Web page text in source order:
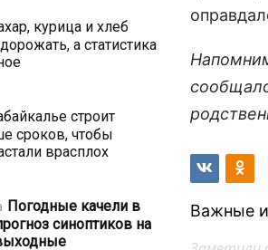
курица и хлеб
а статистика
строит
сроков, чтобы
врасплох
Погодные качели в
синоптиков на
Важные